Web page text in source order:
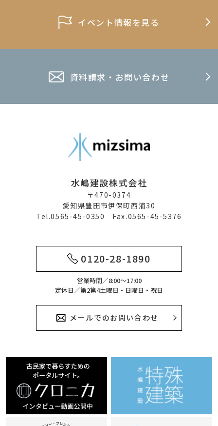
イベント情報を見る
資料請求・お問い合わせ
水嶋建設株式会社
〒470-0374
愛知県豊田市伊保町西浦30
Tel.0565-45-0350 Fax.0565-45-5376
0120-28-1890
営業時間／8:00～17:00
定休日／第2第4土曜日・日曜日・祝日
メールでのお問い合わせ